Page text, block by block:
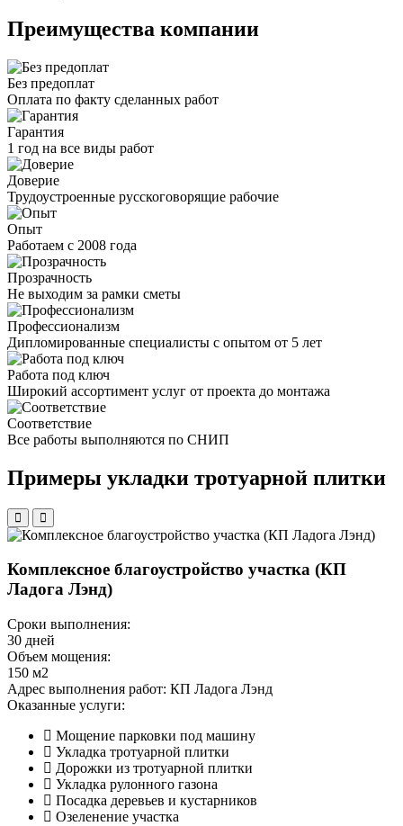
Преимущества компании
Без предоплат
Оплата по факту сделанных работ
Гарантия
1 год на все виды работ
Доверие
Трудоустроенные русскоговорящие рабочие
Опыт
Работаем с 2008 года
Прозрачность
Не выходим за рамки сметы
Профессионализм
Дипломированные специалисты с опытом от 5 лет
Работа под ключ
Широкий ассортимент услуг от проекта до монтажа
Соответствие
Все работы выполняются по СНИП
Примеры укладки тротуарной плитки
Комплексное благоустройство участка (КП
Ладога Лэнд)
Сроки выполнения:
30 дней
Объем мощения:
150 м2
Адрес выполнения работ: КП Ладога Лэнд
Оказанные услуги:
Мощение парковки под машину
Укладка тротуарной плитки
Дорожки из тротуарной плитки
Укладка рулонного газона
Посадка деревьев и кустарников
Озеленение участка